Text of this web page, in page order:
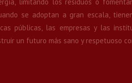
se adoptan a gran escala,
públicas, las empresas y las
un futuro más sano y respetuoso